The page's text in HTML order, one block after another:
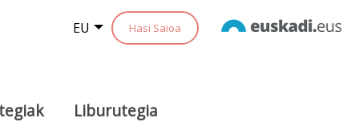
EU Hasi Saioa
Liburutegia